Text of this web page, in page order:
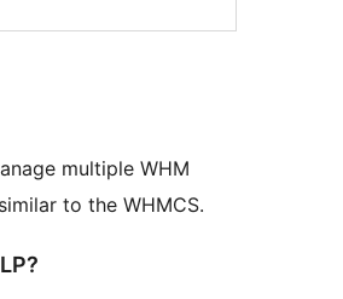
multiple WHM
to the WHMCS.